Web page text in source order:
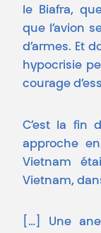
le Biafra,
que l’avion
d’armes. Et
hypocrisie
courage
C’est la fin
approche
Vietnam
Vietnam,
[…] Une